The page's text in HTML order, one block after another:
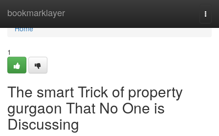
bookmarklayer
Home
Home
1
The smart Trick of property
gurgaon That No One is
Discussing